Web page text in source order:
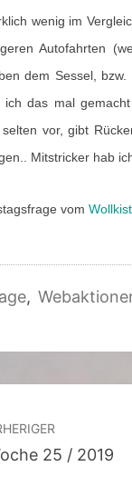
wenig im
Autofahrten
dem Sessel,
ich das mal
vor, gibt
Mitstricker hab
vom
,
25 / 2019